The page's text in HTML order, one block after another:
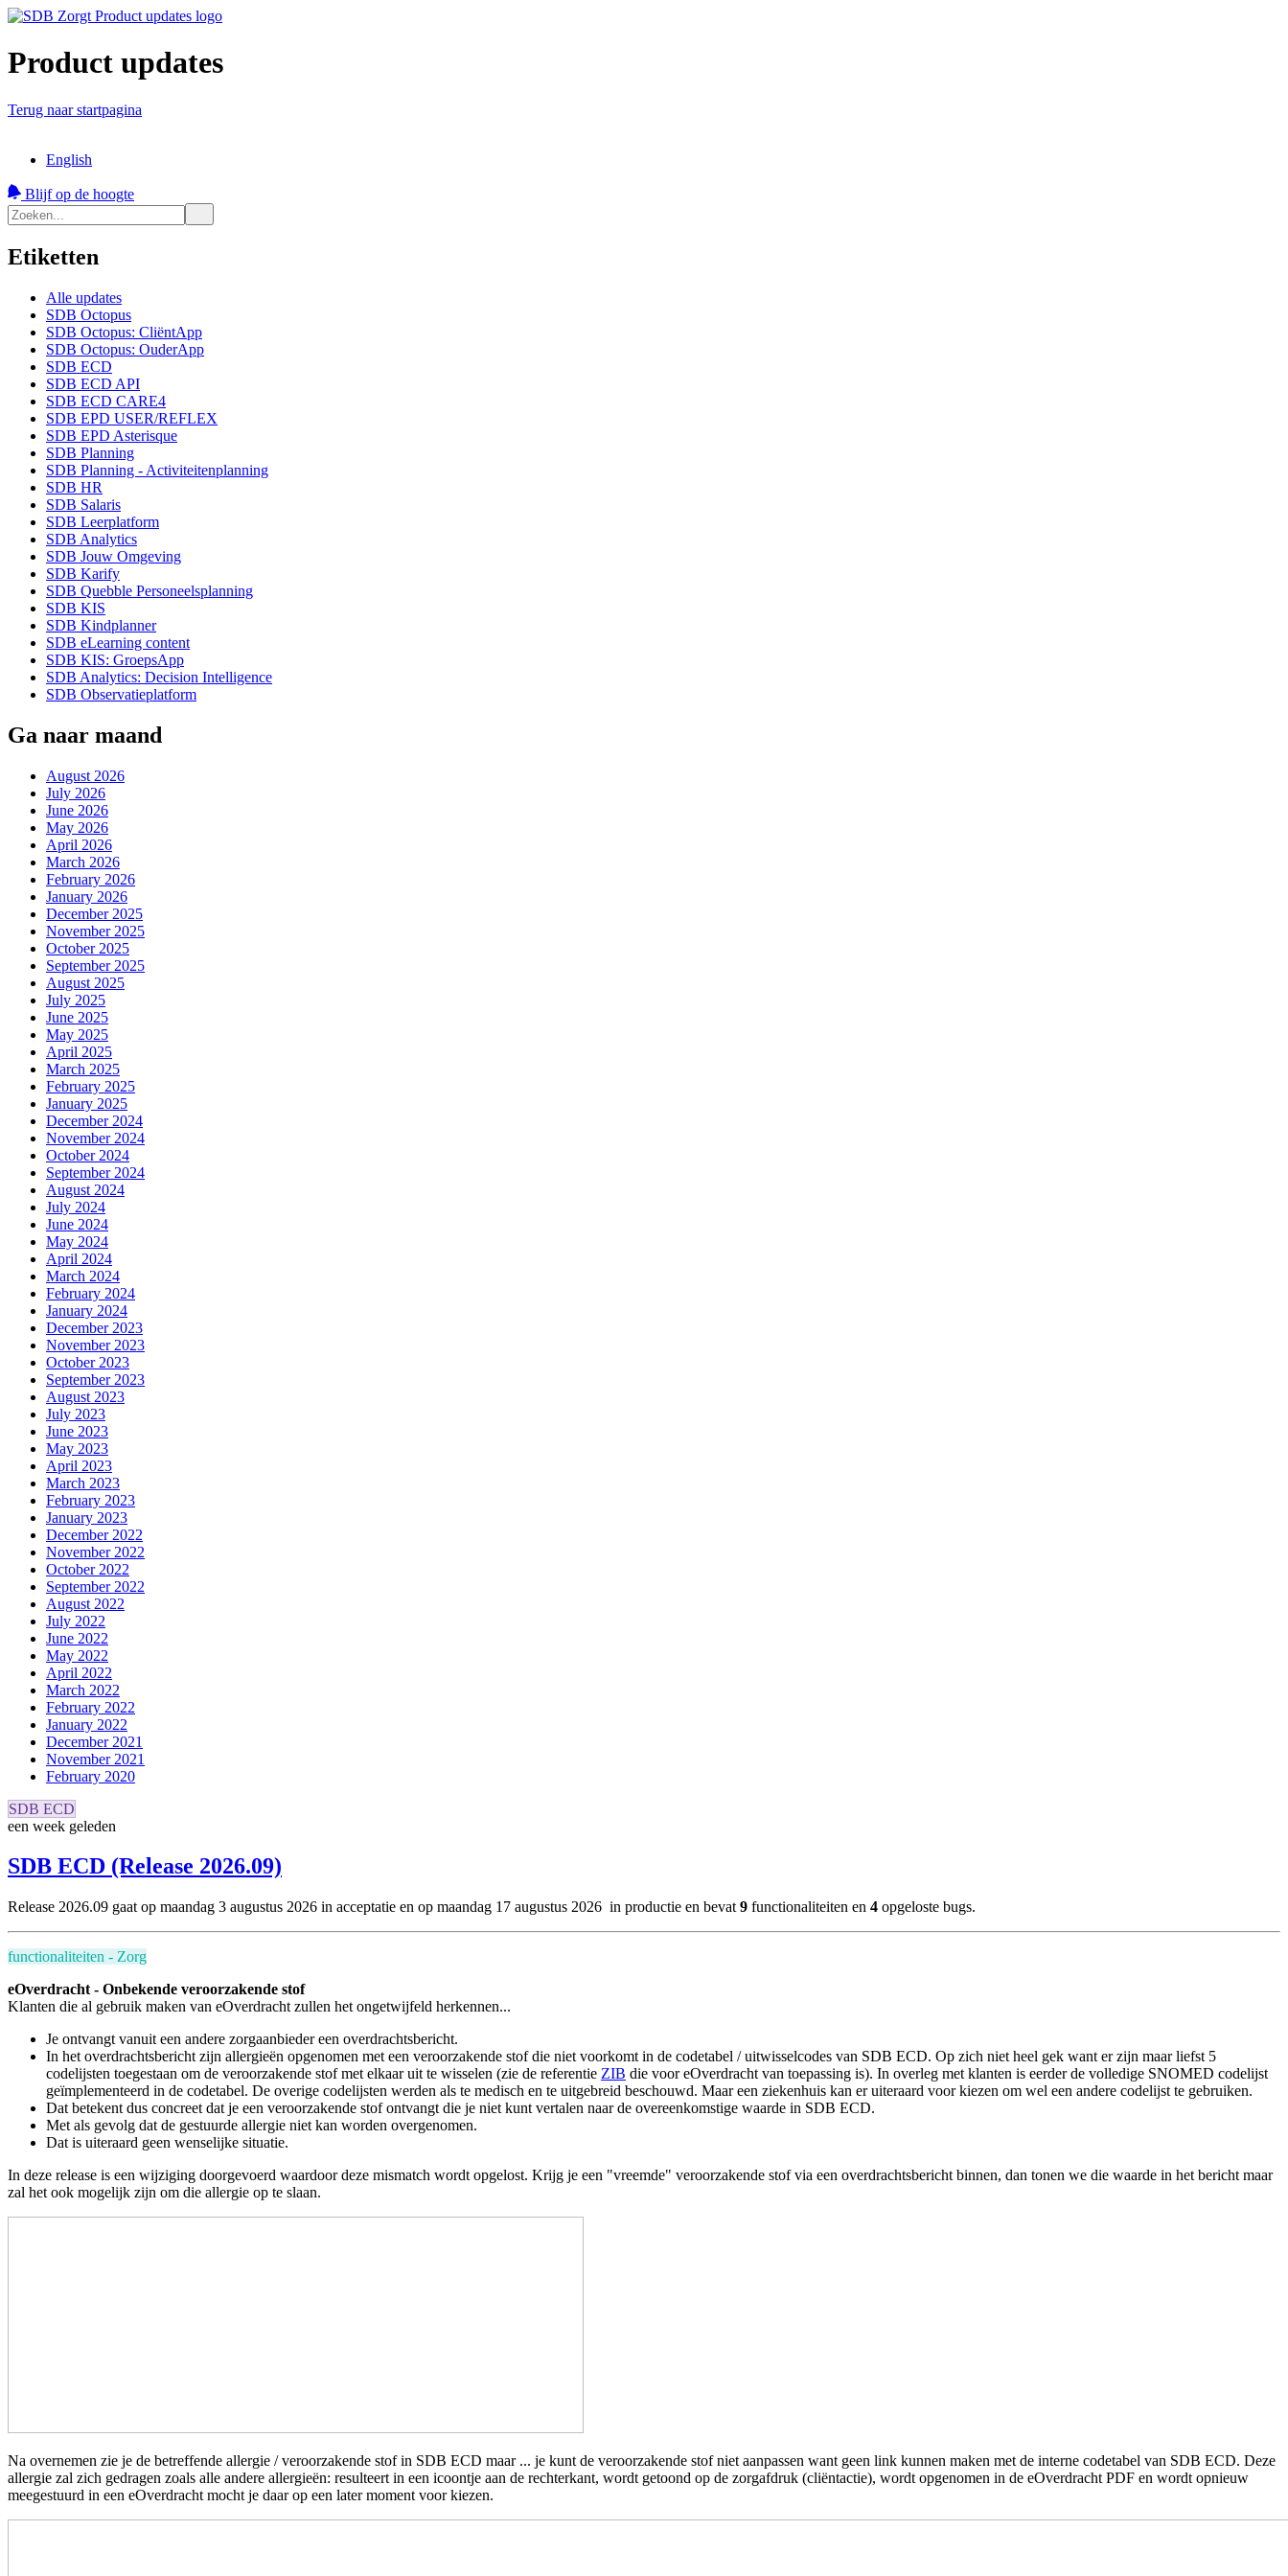
Product updates
Terug naar startpagina
English
Blijf op de hoogte
Etiketten
Alle updates
SDB Octopus
SDB Octopus: CliëntApp
SDB Octopus: OuderApp
SDB ECD
SDB ECD API
SDB ECD CARE4
SDB EPD USER/REFLEX
SDB EPD Asterisque
SDB Planning
SDB Planning - Activiteitenplanning
SDB HR
SDB Salaris
SDB Leerplatform
SDB Analytics
SDB Jouw Omgeving
SDB Karify
SDB Quebble Personeelsplanning
SDB KIS
SDB Kindplanner
SDB eLearning content
SDB KIS: GroepsApp
SDB Analytics: Decision Intelligence
SDB Observatieplatform
Ga naar maand
August 2026
July 2026
June 2026
May 2026
April 2026
March 2026
February 2026
January 2026
December 2025
November 2025
October 2025
September 2025
August 2025
July 2025
June 2025
May 2025
April 2025
March 2025
February 2025
January 2025
December 2024
November 2024
October 2024
September 2024
August 2024
July 2024
June 2024
May 2024
April 2024
March 2024
February 2024
January 2024
December 2023
November 2023
October 2023
September 2023
August 2023
July 2023
June 2023
May 2023
April 2023
March 2023
February 2023
January 2023
December 2022
November 2022
October 2022
September 2022
August 2022
July 2022
June 2022
May 2022
April 2022
March 2022
February 2022
January 2022
December 2021
November 2021
February 2020
SDB ECD
een week geleden
SDB ECD (Release 2026.09)
Release 2026.09 gaat op maandag 3 augustus 2026 in acceptatie en op maandag 17 augustus 2026 in productie en bevat 9 functionaliteiten en 4 opgeloste bugs.
functionaliteiten - Zorg
eOverdracht - Onbekende veroorzakende stof
Klanten die al gebruik maken van eOverdracht zullen het ongetwijfeld herkennen...
Je ontvangt vanuit een andere zorgaanbieder een overdrachtsbericht.
In het overdrachtsbericht zijn allergieën opgenomen met een veroorzakende stof die niet voorkomt in de codetabel / uitwisselcodes van SDB ECD. Op zich niet heel gek want er zijn maar liefst 5
codelijsten toegestaan om de veroorzakende stof met elkaar uit te wisselen (zie de referentie ZIB die voor eOverdracht van toepassing is). In overleg met klanten is eerder de volledige SNOMED codelijst
geïmplementeerd in de codetabel. De overige codelijsten werden als te medisch en te uitgebreid beschouwd. Maar een ziekenhuis kan er uiteraard voor kiezen om wel een andere codelijst te gebruiken.
Dat betekent dus concreet dat je een veroorzakende stof ontvangt die je niet kunt vertalen naar de overeenkomstige waarde in SDB ECD.
Met als gevolg dat de gestuurde allergie niet kan worden overgenomen.
Dat is uiteraard geen wenselijke situatie.
In deze release is een wijziging doorgevoerd waardoor deze mismatch wordt opgelost. Krijg je een "vreemde" veroorzakende stof via een overdrachtsbericht binnen, dan tonen we die waarde in het bericht maar
zal het ook mogelijk zijn om die allergie op te slaan.
Na overnemen zie je de betreffende allergie / veroorzakende stof in SDB ECD maar ... je kunt de veroorzakende stof niet aanpassen want geen link kunnen maken met de interne codetabel van SDB ECD. Deze
allergie zal zich gedragen zoals alle andere allergieën: resulteert in een icoontje aan de rechterkant, wordt getoond op de zorgafdruk (cliëntactie), wordt opgenomen in de eOverdracht PDF en wordt opnieuw
meegestuurd in een eOverdracht mocht je daar op een later moment voor kiezen.